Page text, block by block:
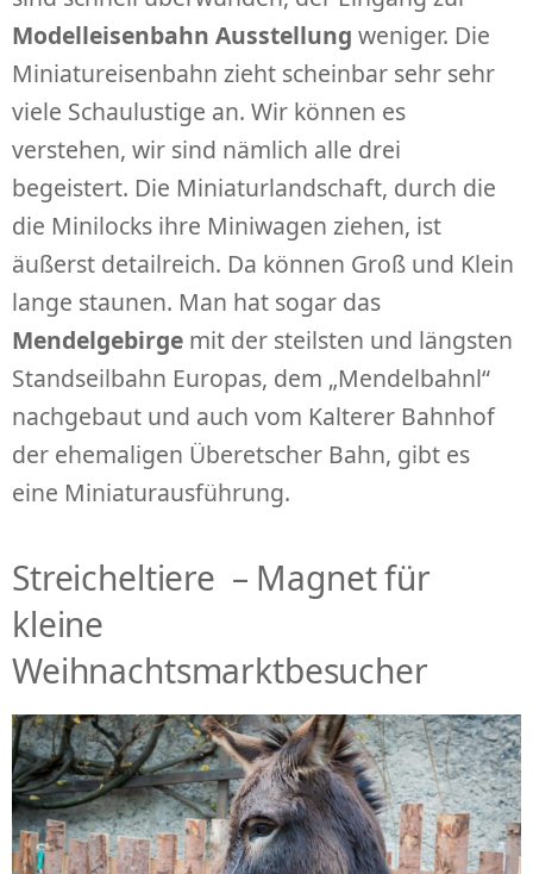
Modelleisenbahn Ausstellung weniger. Die
Miniatureisenbahn zieht scheinbar sehr sehr
viele Schaulustige an. Wir können es
verstehen, wir sind nämlich alle drei
begeistert. Die Miniaturlandschaft, durch die
die Minilocks ihre Miniwagen ziehen, ist
äußerst detailreich. Da können Groß und Klein
lange staunen. Man hat sogar das
Mendelgebirge mit der steilsten und längsten
Standseilbahn Europas, dem „Mendelbahnl“
nachgebaut und auch vom Kalterer Bahnhof
der ehemaligen Überetscher Bahn, gibt es
eine Miniaturausführung.
Streicheltiere – Magnet für
kleine
Weihnachtsmarktbesucher